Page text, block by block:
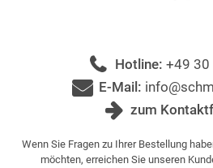
Hotline: +49
E-Mail:
zum
Wenn Sie Fragen zu Ihrer Bestellung
möchten, erreichen Sie unseren